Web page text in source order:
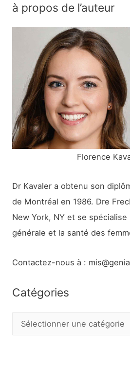
h
:
à propos de l’auteur
Florence
Dr Kavaler a obtenu son
de Montréal en 1986. Dre
New York, NY et se
générale et la santé des
Contactez-nous à :
Catégories